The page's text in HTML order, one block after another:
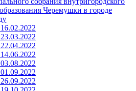
Черемушки в городе